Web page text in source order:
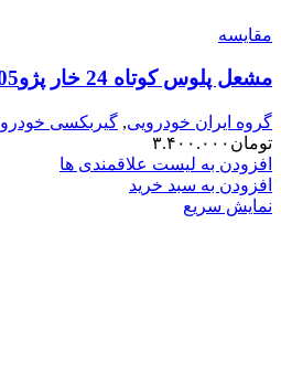
مقایسه
مشعل پلوس کوتاه 24 خار پژو405 شتابکار
گروه ایران خودرویی, گیربکسی خودرو
تومان ۳.۴۰۰.۰۰۰
افزودن به لیست علاقمندی ها
افزودن به سبد خرید
نمایش سریع